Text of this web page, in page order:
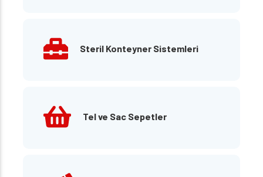
Steril Konteyner Sistemleri
Tel ve Sac Sepetler